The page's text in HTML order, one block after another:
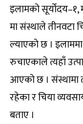
इलामको
मा संस्थाले तीनवटा
ल्याएको छ ।
रुचाएकाले त्यहाँ
आएको छ । संस्थामा
रहेका र चिया
बताए ।